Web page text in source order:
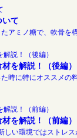
いて
アミノ糖で、軟骨
を解説！（後編）
時に特にオススメ
を解説！（前編）
しい環境ではストレ